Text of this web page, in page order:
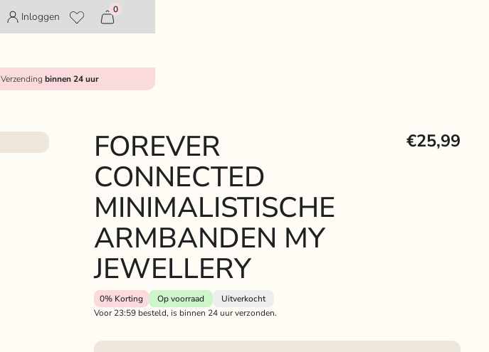
Inloggen
0
Verzending binnen 24 uur
FOREVER
CONNECTED
MINIMALISTISCHE
ARMBANDEN MY
JEWELLERY
€25,99
0% Korting Op voorraad
Uitverkocht
Voor 23:59 besteld, is binnen 24 uur verzonden.